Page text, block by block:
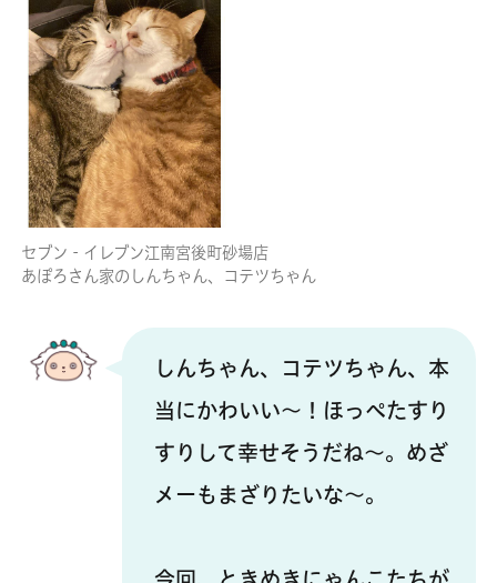
セブン‐イレブン江南宮後町砂場店
あぽろさん家のしんちゃん、コテツちゃん
しんちゃん、コテツちゃん、本
当にかわいい～！ほっぺたすり
すりして幸せそうだね～。めざ
メーもまざりたいな～。